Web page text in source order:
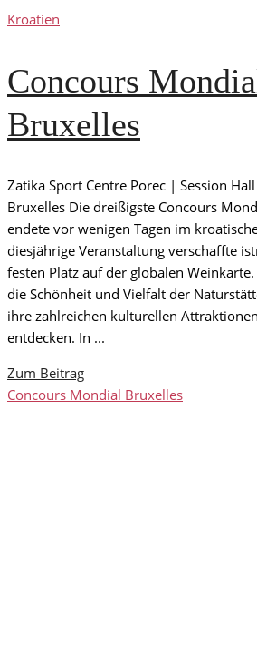
Kroatien
Concours
Bruxelles
Zatika Sport Centre Porec | Session
Bruxelles Die dreißigste Concours
endete vor wenigen Tagen im
diesjährige Veranstaltung verschaffte
festen Platz auf der globalen
die Schönheit und Vielfalt der
ihre zahlreichen kulturellen
entdecken. In ...
Zum Beitrag
Concours Mondial Bruxelles